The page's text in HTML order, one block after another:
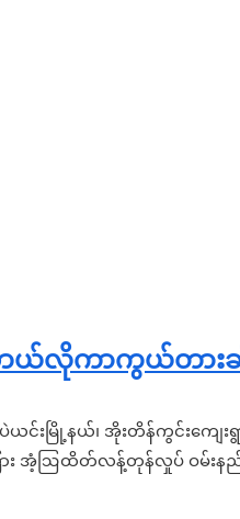
ဘယ်လိုကာကွယ်တား
ပဲယင်းမြို့နယ်၊ အိုးတိန်ကွင်းက
အံ့ဩထိတ်လန့်တုန်လှုပ် ဝမ်းနည်း